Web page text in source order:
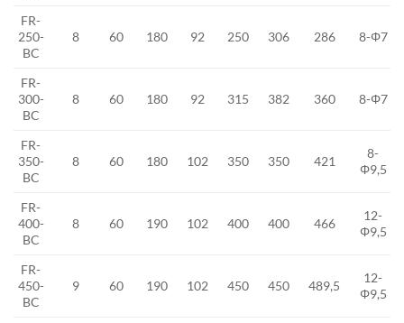
FR-
250-
BC
8 60 180 92 250 306 286 8-Φ7
FR-
300-
BC
8 60 180 92 315 382 360 8-Φ7
FR-
350-
BC
8 60 180 102 350 350 421
8-
Φ9,5
FR-
400-
BC
8 60 190 102 400 400 466
12-
Φ9,5
FR-
450-
BC
9 60 190 102 450 450 489,5
12-
Φ9,5